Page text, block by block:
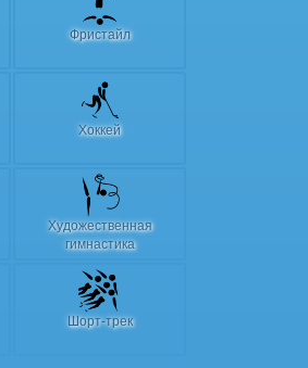
Фристайл
Хоккей
Художественная
гимнастика
Шорт-трек